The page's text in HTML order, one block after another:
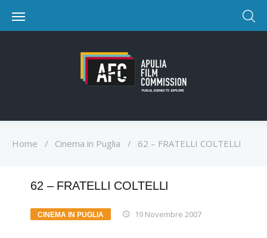
Home / Cinema in Puglia / 62 – FRATELLI COLTELLI
62 – FRATELLI COLTELLI
CINEMA IN PUGLIA 19 Novembre 2007